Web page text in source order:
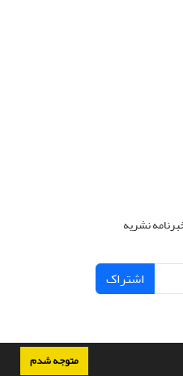
متوجه شدم
نشریه
اشتراک